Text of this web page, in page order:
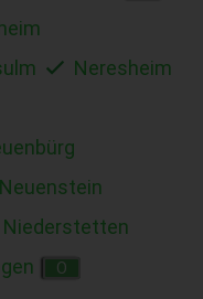
Neresheim
Neuenstein
Niederstetten
O